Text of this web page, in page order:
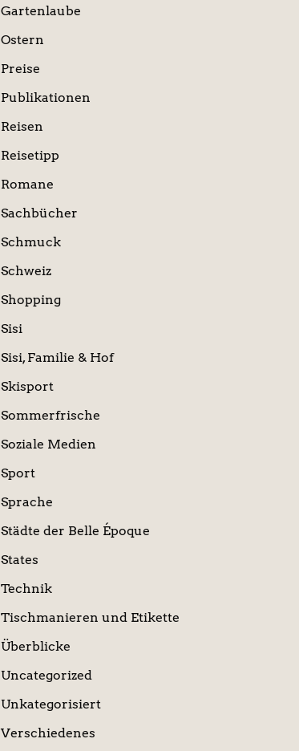
Gartenlaube
Ostern
Preise
Publikationen
Reisen
Reisetipp
Romane
Sachbücher
Schmuck
Schweiz
Shopping
Sisi
Sisi, Familie & Hof
Skisport
Sommerfrische
Soziale Medien
Sport
Sprache
Städte der Belle Époque
States
Technik
Tischmanieren und Etikette
Überblicke
Uncategorized
Unkategorisiert
Verschiedenes